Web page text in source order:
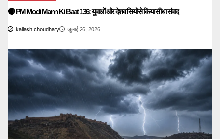
🔴 PM Modi Mann Ki Baat 136: युवाओं और देशवासियों से किया सीधा संवाद
kailash choudhary जुलाई 26, 2026